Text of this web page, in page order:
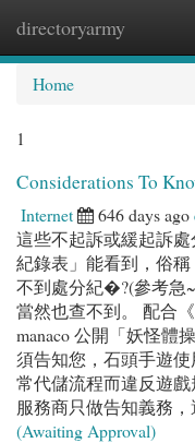
directoryarmy
Home
1
Considerations To
Internet 646 days ago
這些不起訴或緩起訴
紀錄表」能看到，俗
不到處分紀�?(參考急
當然也查不到。 配合
manaco 公開「妖怪體
須告知您，石頭手遊
常代儲流程而違反遊
服務商只做告知義務，
(Awaiting Approval)